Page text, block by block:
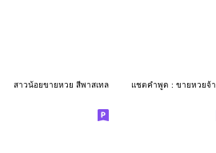
สาวน้อยขายหวย สีพาสเทล แชตคำพูด : ขายหวยจ้า